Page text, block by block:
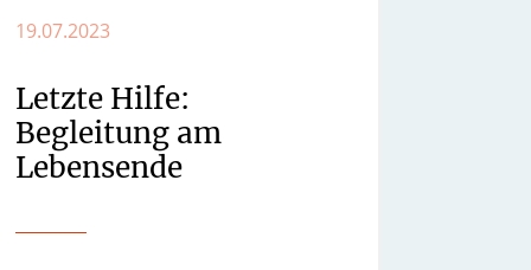
19.07.2023
Letzte Hilfe:
Begleitung am
Lebensende